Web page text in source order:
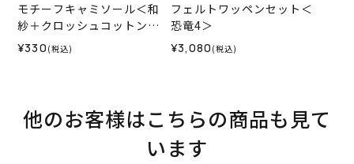
モチーフキャミソール＜和
紗＋クロッシュコットン＞
（レシピ）
¥330 (税込)
フェルトワッペンセット＜
恐竜4＞
¥3,080 (税込)
他のお客様はこちらの商品も見て
います